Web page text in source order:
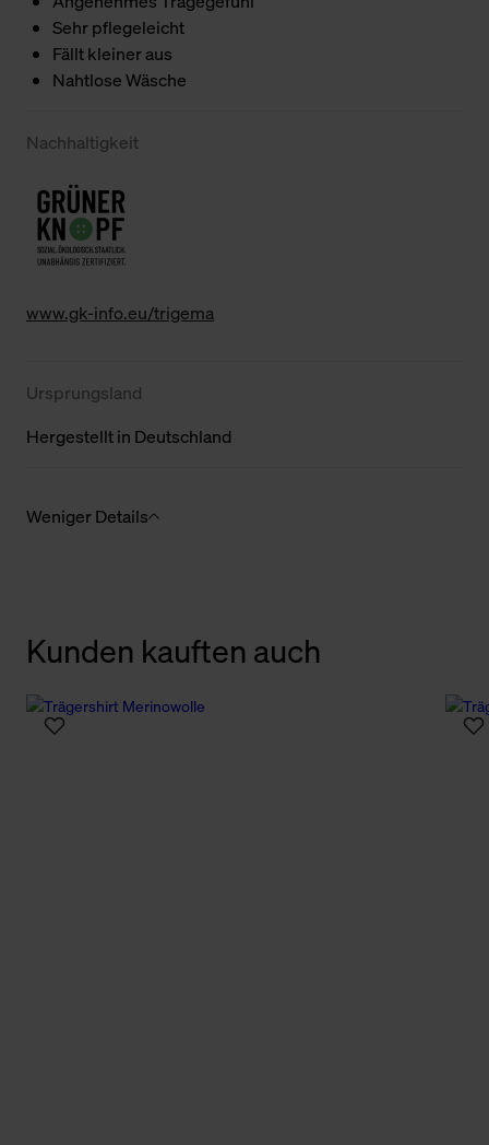
Sehr pflegeleicht
Fällt kleiner aus
Nahtlose Wäsche
Nachhaltigkeit
www.gk-info.eu/trigema
Ursprungsland
Hergestellt in Deutschland
Weniger Details
Kunden kauften auch